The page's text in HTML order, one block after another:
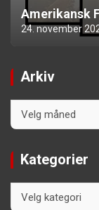
Amerikansk
24. november
Arkiv
Kategorier